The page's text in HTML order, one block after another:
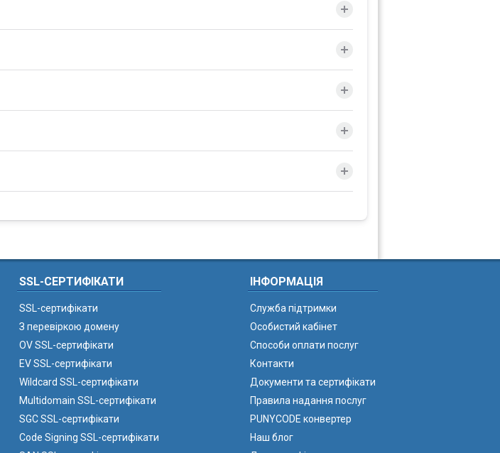
SSL-СЕРТИФІКАТИ
SSL-сертифікати
З перевіркою домену
OV SSL-сертифікати
EV SSL-сертифікати
Wildcard SSL-сертифікати
Multidomain SSL-сертифікати
SGC SSL-сертифікати
Code Signing SSL-сертифікати
ІНФОРМАЦІЯ
Служба підтримки
Особистий кабінет
Способи оплати послуг
Контакти
Документи та сертифікати
Правила надання послуг
PUNYCODE конвертер
Наш блог